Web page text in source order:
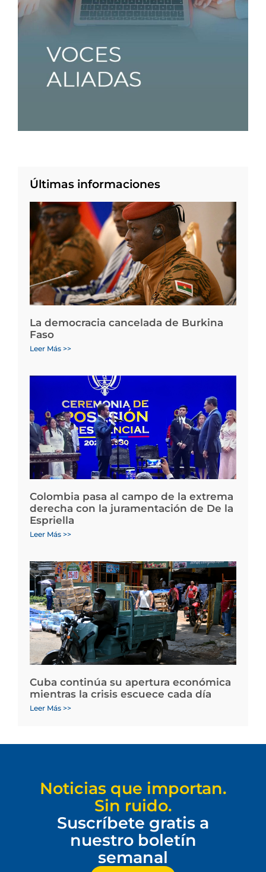
Últimas informaciones
La democracia cancelada de Burkina
Faso
Leer Más >>
Colombia pasa al campo de la extrema
derecha con la juramentación de De la
Espriella
Leer Más >>
Cuba continúa su apertura económica
mientras la crisis escuece cada día
Leer Más >>
Noticias que importan.
Sin ruido.
Suscríbete gratis a
nuestro boletín
semanal